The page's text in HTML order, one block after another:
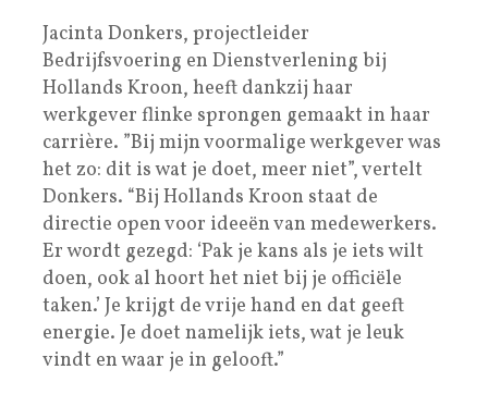
Jacinta Donkers, projectleider
Bedrijfsvoering en Dienstverlening bij
Hollands Kroon, heeft dankzij haar
werkgever flinke sprongen gemaakt in haar
carrière. ”Bij mijn voormalige werkgever was
het zo: dit is wat je doet, meer niet”, vertelt
Donkers. “Bij Hollands Kroon staat de
directie open voor ideeën van medewerkers.
Er wordt gezegd: ‘Pak je kans als je iets wilt
doen, ook al hoort het niet bij je officiële
taken.’ Je krijgt de vrije hand en dat geeft
energie. Je doet namelijk iets, wat je leuk
vindt en waar je in gelooft.”